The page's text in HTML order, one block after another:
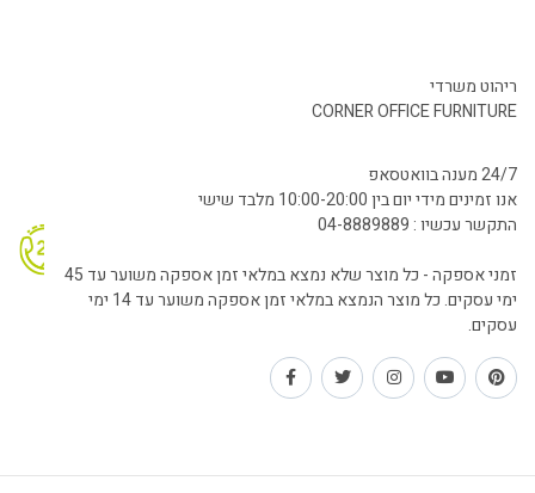
ריהוט משרדי
CORNER OFFICE FURNITURE
24/7 מענה בוואטסאפ
אנו זמינים מידי יום בין 10:00-20:00 מלבד שישי
התקשר עכשיו : 04-8889889
זמני אספקה - כל מוצר שלא נמצא במלאי זמן אספקה משוער עד 45
ימי עסקים. כל מוצר הנמצא במלאי זמן אספקה משוער עד 14 ימי
עסקים.